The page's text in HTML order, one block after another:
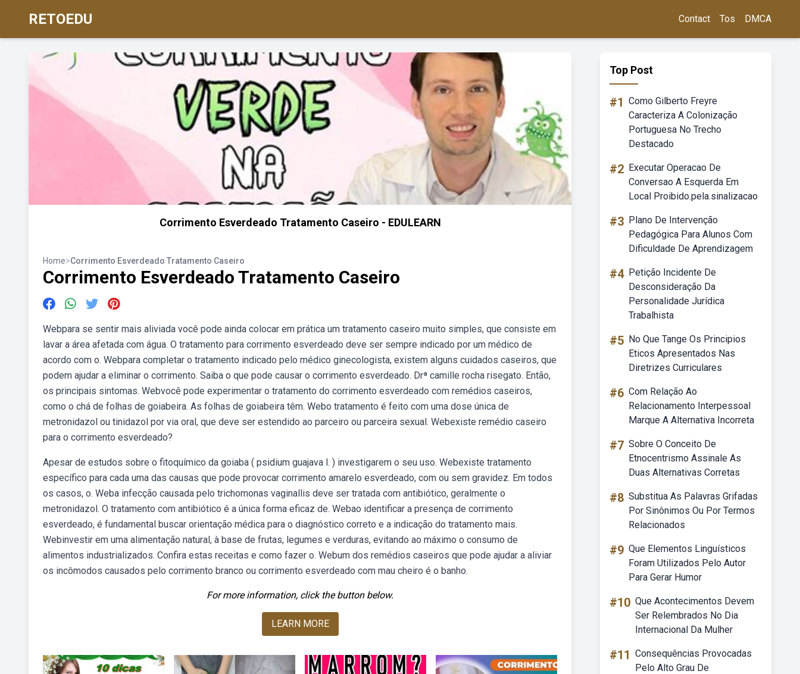
RETOEDU Contact Tos DMCA
Corrimento Esverdeado Tratamento Caseiro - EDULEARN
Home>Corrimento Esverdeado Tratamento Caseiro
Corrimento Esverdeado Tratamento Caseiro
Webpara se sentir mais aliviada você pode ainda colocar em prática um tratamento caseiro muito simples, que consiste em
lavar a área afetada com água. O tratamento para corrimento esverdeado deve ser sempre indicado por um médico de
acordo com o. Webpara completar o tratamento indicado pelo médico ginecologista, existem alguns cuidados caseiros, que
podem ajudar a eliminar o corrimento. Saiba o que pode causar o corrimento esverdeado. Drª camille rocha risegato. Então,
os principais sintomas. Webvocê pode experimentar o tratamento do corrimento esverdeado com remédios caseiros,
como o chá de folhas de goiabeira. As folhas de goiabeira têm. Webo tratamento é feito com uma dose única de
metronidazol ou tinidazol por via oral, que deve ser estendido ao parceiro ou parceira sexual. Webexiste remédio caseiro
para o corrimento esverdeado?
Apesar de estudos sobre o fitoquímico da goiaba ( psidium guajava l. ) investigarem o seu uso. Webexiste tratamento
específico para cada uma das causas que pode provocar corrimento amarelo esverdeado, com ou sem gravidez. Em todos
os casos, o. Weba infecção causada pelo trichomonas vaginallis deve ser tratada com antibiótico, geralmente o
metronidazol. O tratamento com antibiótico é a única forma eficaz de. Webao identificar a presença de corrimento
esverdeado, é fundamental buscar orientação médica para o diagnóstico correto e a indicação do tratamento mais.
Webinvestir em uma alimentação natural, à base de frutas, legumes e verduras, evitando ao máximo o consumo de
alimentos industrializados. Confira estas receitas e como fazer o. Webum dos remédios caseiros que pode ajudar a aliviar
os incômodos causados pelo corrimento branco ou corrimento esverdeado com mau cheiro é o banho.
For more information, click the button below.
LEARN MORE
Top Post
#1 Como Gilberto Freyre
Caracteriza A Colonização
Portuguesa No Trecho
Destacado
#2 Executar Operacao De
Conversao A Esquerda Em
Local Proibido.pela.sinalizacao
#3 Plano De Intervenção
Pedagógica Para Alunos Com
Dificuldade De Aprendizagem
#4 Petição Incidente De
Desconsideração Da
Personalidade Jurídica
Trabalhista
#5 No Que Tange Os Principios
Eticos Apresentados Nas
Diretrizes Curriculares
#6 Com Relação Ao
Relacionamento Interpessoal
Marque A Alternativa Incorreta
#7 Sobre O Conceito De
Etnocentrismo Assinale As
Duas Alternativas Corretas
#8 Substitua As Palavras Grifadas
Por Sinônimos Ou Por Termos
Relacionados
#9 Que Elementos Linguísticos
Foram Utilizados Pelo Autor
Para Gerar Humor
#10 Que Acontecimentos Devem
Ser Relembrados No Dia
Internacional Da Mulher
#11 Consequências Provocadas
Pelo Alto Grau De